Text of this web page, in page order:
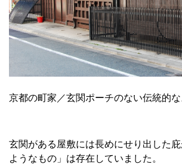
京都の町家／玄関ポーチのない伝統的
玄関がある屋敷には長めにせり出した
ようなもの」は存在していました。